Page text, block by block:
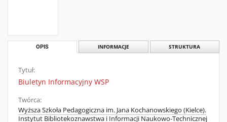
OPIS INFORMACJE STRUKTURA
Tytuł:
Biuletyn Informacyjny WSP
Twórca:
Wyższa Szkoła Pedagogiczna im. Jana Kochanowskiego (Kielce).
Instytut Bibliotekoznawstwa i Informacji Naukowo-Technicznej